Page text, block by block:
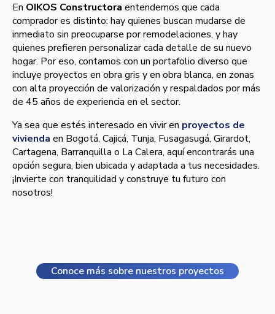
En OIKOS Constructora entendemos que cada
comprador es distinto: hay quienes buscan mudarse de
inmediato sin preocuparse por remodelaciones, y hay
quienes prefieren personalizar cada detalle de su nuevo
hogar. Por eso, contamos con un portafolio diverso que
incluye proyectos en obra gris y en obra blanca, en zonas
con alta proyección de valorización y respaldados por más
de 45 años de experiencia en el sector.
Ya sea que estés interesado en vivir en proyectos de
vivienda en Bogotá, Cajicá, Tunja, Fusagasugá, Girardot,
Cartagena, Barranquilla o La Calera, aquí encontrarás una
opción segura, bien ubicada y adaptada a tus necesidades.
¡Invierte con tranquilidad y construye tu futuro con
nosotros!
Conoce más sobre nuestros proyectos